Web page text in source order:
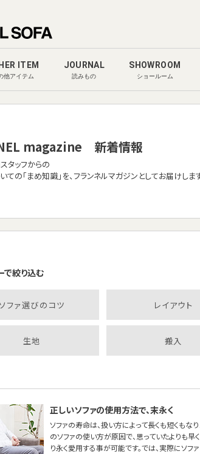
ITEM
他アイテム
JOURNAL
読みもの
SHOWROOM
ショールーム
magazine 新着情報
タッフからの
ての「まめ知識」を、フランネルマガジンとしてお届けします
で絞り込む
ソファ選びのコツ レイアウト
生地 搬入
正しいソファの使用方法で、末永く
ソファの寿命は、扱い方によって長くも短くもな
のソファの使い方が原因で、思っていたよりも早
り永く愛用する事が可能です。では、実際にソ